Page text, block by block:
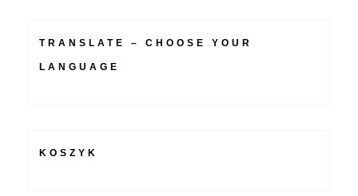
TRANSLATE – CHOOSE YOUR
LANGUAGE
KOSZYK